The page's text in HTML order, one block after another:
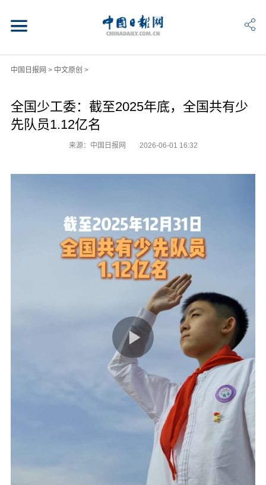
中国日报网 > 中文原创 >
全国少工委：截至2025年底，全国共有少
先队员1.12亿名
来源：中国日报网 2026-06-01 16:32